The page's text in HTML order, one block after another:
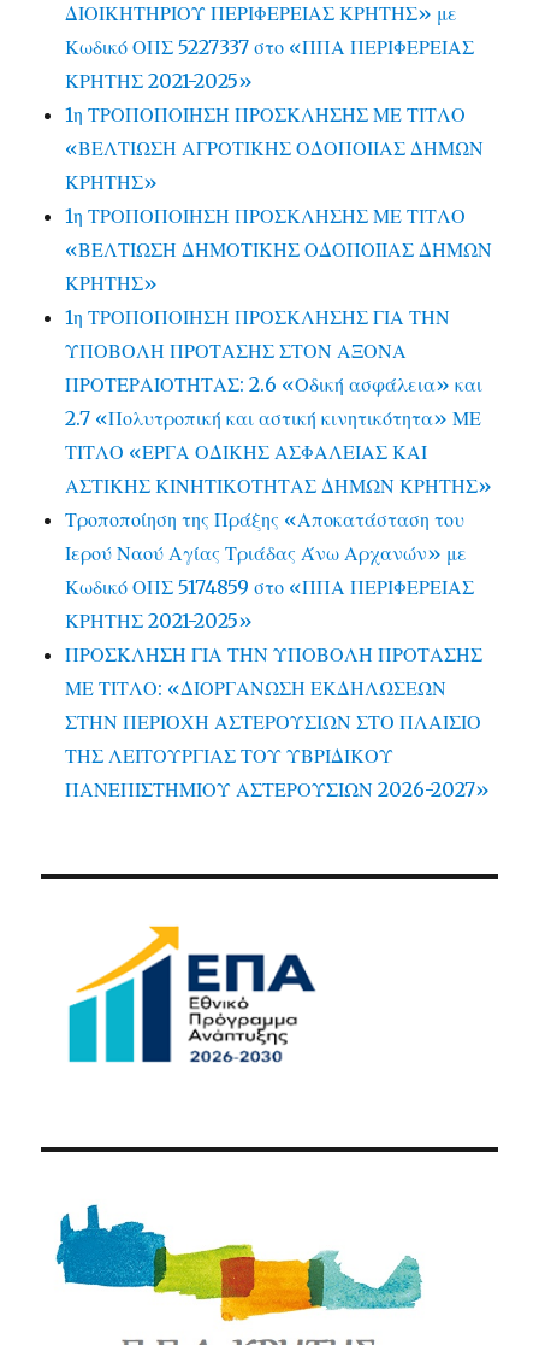
ΔΙΟΙΚΗΤΗΡΙΟΥ ΠΕΡΙΦΕΡΕΙΑΣ ΚΡΗΤΗΣ» με
Κωδικό ΟΠΣ 5227337 στο «ΠΠΑ ΠΕΡΙΦΕΡΕΙΑΣ
ΚΡΗΤΗΣ 2021-2025»
1η ΤΡΟΠΟΠΟΙΗΣΗ ΠΡΟΣΚΛΗΣΗΣ ΜΕ ΤΙΤΛΟ
«ΒΕΛΤΙΩΣΗ ΑΓΡΟΤΙΚΗΣ ΟΔΟΠΟΙΙΑΣ ΔΗΜΩΝ
ΚΡΗΤΗΣ»
1η ΤΡΟΠΟΠΟΙΗΣΗ ΠΡΟΣΚΛΗΣΗΣ ΜΕ ΤΙΤΛΟ
«ΒΕΛΤΙΩΣΗ ΔΗΜΟΤΙΚΗΣ ΟΔΟΠΟΙΙΑΣ ΔΗΜΩΝ
ΚΡΗΤΗΣ»
1η ΤΡΟΠΟΠΟΙΗΣΗ ΠΡΟΣΚΛΗΣΗΣ ΓΙΑ ΤΗΝ
ΥΠΟΒΟΛΗ ΠΡΟΤΑΣΗΣ ΣΤΟΝ ΑΞΟΝΑ
ΠΡΟΤΕΡΑΙΟΤΗΤΑΣ: 2.6 «Οδική ασφάλεια» και
2.7 «Πολυτροπική και αστική κινητικότητα» ΜΕ
ΤΙΤΛΟ «ΕΡΓΑ ΟΔΙΚΗΣ ΑΣΦΑΛΕΙΑΣ ΚΑΙ
ΑΣΤΙΚΗΣ ΚΙΝΗΤΙΚΟΤΗΤΑΣ ΔΗΜΩΝ ΚΡΗΤΗΣ»
Τροποποίηση της Πράξης «Αποκατάσταση του
Ιερού Ναού Αγίας Τριάδας Άνω Αρχανών» με
Κωδικό ΟΠΣ 5174859 στο «ΠΠΑ ΠΕΡΙΦΕΡΕΙΑΣ
ΚΡΗΤΗΣ 2021-2025»
ΠΡΟΣΚΛΗΣΗ ΓΙΑ ΤΗΝ ΥΠΟΒΟΛΗ ΠΡΟΤΑΣΗΣ
ΜΕ ΤΙΤΛΟ: «ΔΙΟΡΓΑΝΩΣΗ ΕΚΔΗΛΩΣΕΩΝ
ΣΤΗΝ ΠΕΡΙΟΧΗ ΑΣΤΕΡΟΥΣΙΩΝ ΣΤΟ ΠΛΑΙΣΙΟ
ΤΗΣ ΛΕΙΤΟΥΡΓΙΑΣ ΤΟΥ ΥΒΡΙΔΙΚΟΥ
ΠΑΝΕΠΙΣΤΗΜΙΟΥ ΑΣΤΕΡΟΥΣΙΩΝ 2026-2027»